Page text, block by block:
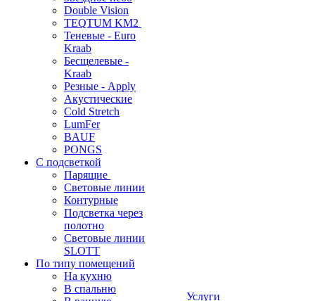
Double Vision
TEQTUM KM2
Теневые - Euro
Kraab
Бесщелевые -
Kraab
Резные - Apply
Акустические
Cold Stretch
LumFer
BAUF
PONGS
С подсветкой
Парящие
Световые линии
Контурные
Подсветка через
полотно
Световые линии
SLOTT
По типу помещений
На кухню
В спальню
Услуги